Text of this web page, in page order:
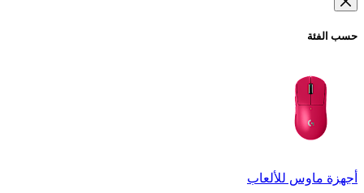
حسب الفئة
أجهزة ماوس للألعاب